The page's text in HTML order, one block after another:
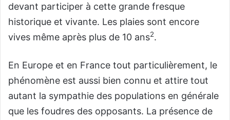
devant participer à cette grande fresque
historique et vivante. Les plaies sont encore
vives même après plus de 10 ans2.
En Europe et en France tout particulièrement, le
phénomène est aussi bien connu et attire tout
autant la sympathie des populations en générale
que les foudres des opposants. La présence de